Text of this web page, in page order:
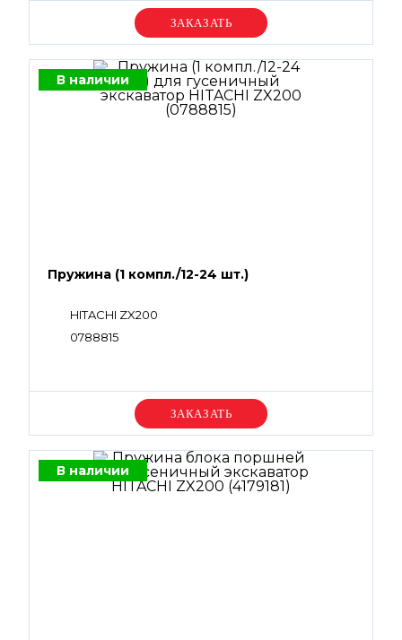
Уточняйте цену
В наличии
Пружина (1 компл./12-24 шт.)
HITACHI ZX200
0788815
Уточняйте цену
В наличии